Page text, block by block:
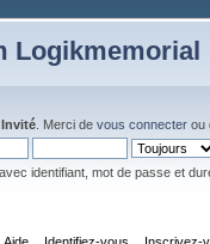
Logikmemorial
Invité . Merci de vous connecter ou
identifiant, mot de passe et